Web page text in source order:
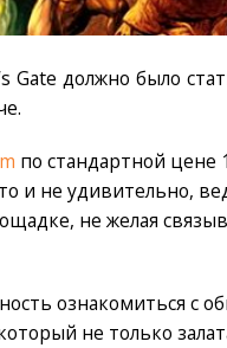
Gate должно было
по стандартной цене
и не удивительно,
не желая
ознакомиться с
не только